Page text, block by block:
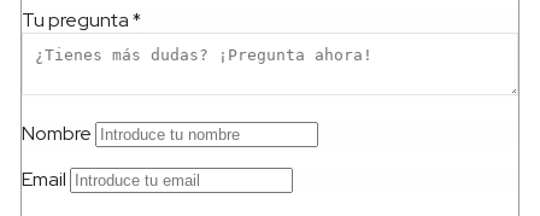
Tu pregunta*
Nombre
Email